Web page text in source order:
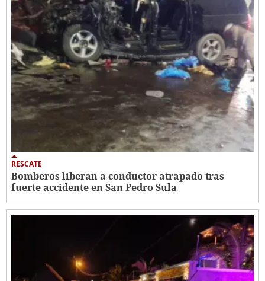
RESCATE
Bomberos liberan a conductor atrapado tras
fuerte accidente en San Pedro Sula